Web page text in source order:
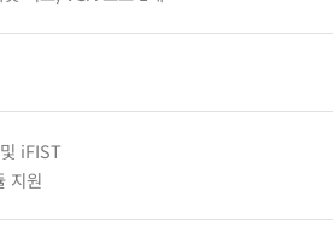
iFIST
지원